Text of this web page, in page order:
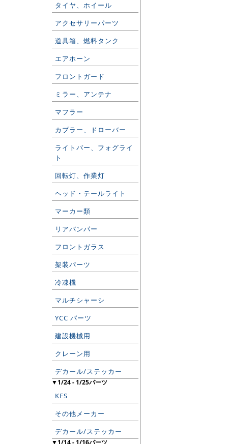
タイヤ、ホイール
アクセサリーパーツ
道具箱、燃料タンク
エアホーン
フロントガード
ミラー、アンテナ
マフラー
カプラー、ドローバー
ライトバー、フォグライ
ト
回転灯、作業灯
ヘッド・テールライト
マーカー類
リアバンパー
フロントガラス
架装パーツ
冷凍機
マルチシャーシ
YCC パーツ
建設機械用
クレーン用
デカール/ステッカー
▼1/24 - 1/25パーツ
KFS
その他メーカー
デカール/ステッカー
▼1/14 - 1/16パーツ